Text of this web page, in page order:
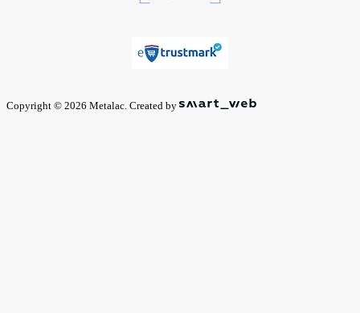
Copyright © 2026 Metalac. Created by